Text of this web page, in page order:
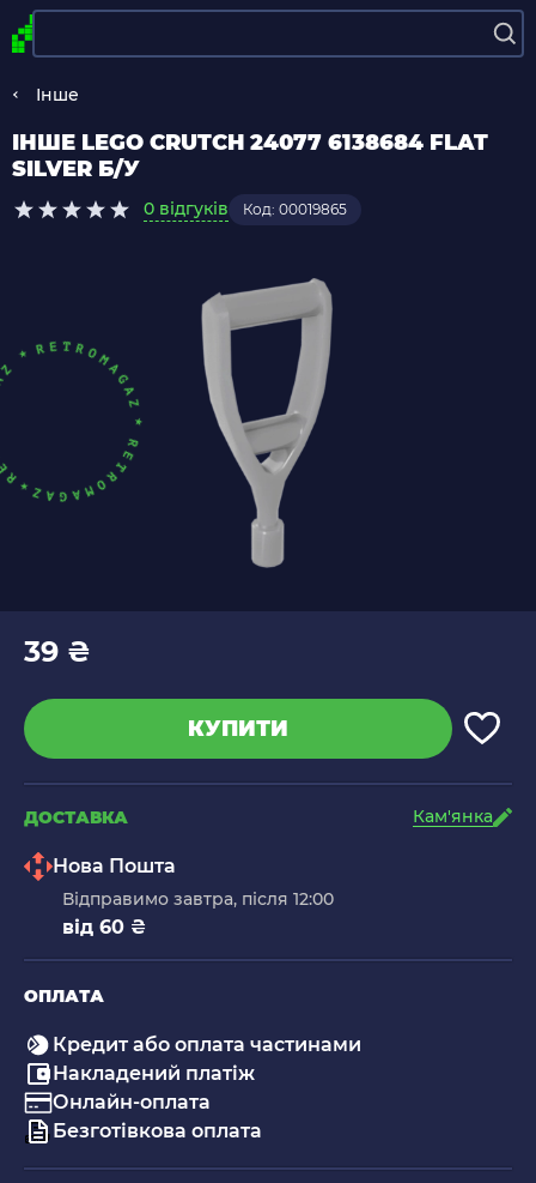
Інше
ІНШЕ LEGO CRUTCH 24077 6138684 FLAT
SILVER Б/У
0 відгуків Код: 00019865
39 ₴
КУПИТИ
ДОСТАВКА Кам'янка
Нова Пошта
Відправимо завтра, після 12:00
від 60 ₴
ОПЛАТА
Кредит або оплата частинами
Накладений платіж
Онлайн-оплата
Безготівкова оплата